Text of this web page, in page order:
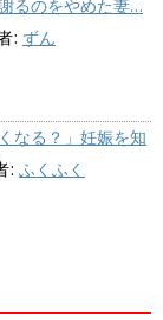
るのをやめた妻…
: ずん
なる？」妊娠を知
: ふくふく